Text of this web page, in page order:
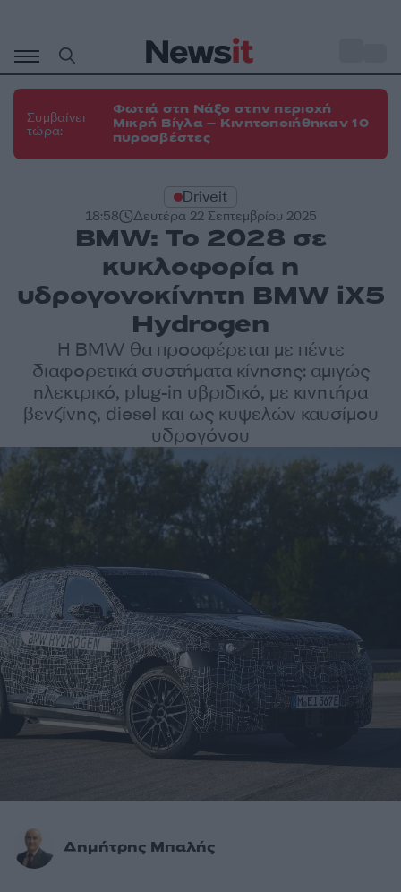
περιεχόμενο
Συμβαίνει
τώρα:
Φωτιά στη Νάξο στην περιοχή
Μικρή Βίγλα – Κινητοποιήθηκαν 10
πυροσβέστες
Driveit
18:58 Δευτέρα 22 Σεπτεμβρίου 2025
BMW: Το 2028 σε
κυκλοφορία η
υδρογονοκίνητη BMW iX5
Hydrogen
Η BMW θα προσφέρεται με πέντε
διαφορετικά συστήματα κίνησης: αμιγώς
ηλεκτρικό, plug-in υβριδικό, με κινητήρα
βενζίνης, diesel και ως κυψελών καυσίμου
υδρογόνου
Δημήτρης Μπαλής